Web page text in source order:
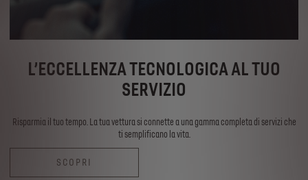
L’ECCELLENZA TECNOLOGICA AL TUO
SERVIZIO
Risparmia il tuo tempo. La tua vettura si connette a una gamma completa di servizi che
ti semplificano la vita.
SCOPRI